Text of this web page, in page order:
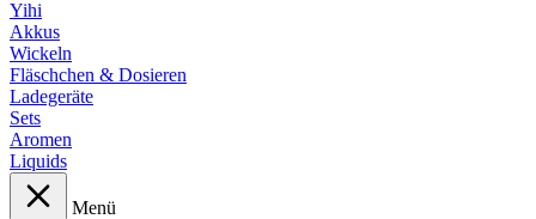
Yihi
Akkus
Wickeln
Fläschchen & Dosieren
Ladegeräte
Sets
Aromen
Liquids
Menü